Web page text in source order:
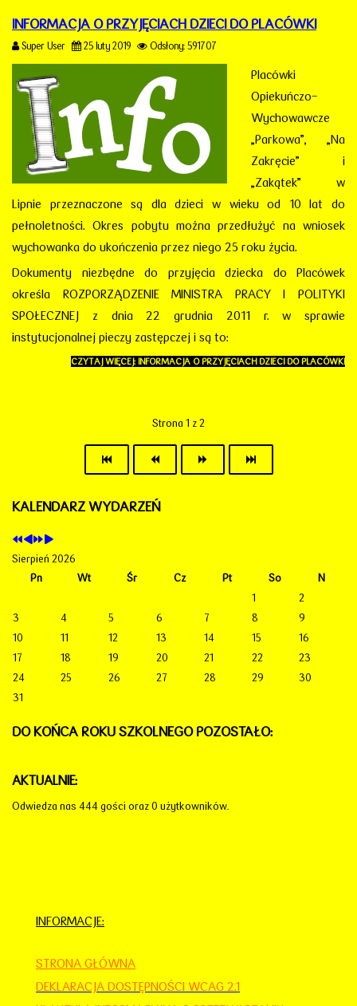
INFORMACJA O PRZYJĘCIACH DZIECI DO PLACÓWKI
Super User 25 luty 2019 Odsłony: 591707
Placówki
Opiekuńczo-
Wychowawcze
„Parkowa”, „Na
Zakręcie” i
„Zakątek” w
Lipnie przeznaczone są dla dzieci w wieku od 10 lat do
pełnoletności. Okres pobytu można przedłużyć na wniosek
wychowanka do ukończenia przez niego 25 roku życia.
Dokumenty niezbędne do przyjęcia dziecka do Placówek
określa ROZPORZĄDZENIE MINISTRA PRACY I POLITYKI
SPOŁECZNEJ z dnia 22 grudnia 2011 r. w sprawie
instytucjonalnej pieczy zastępczej i są to:
CZYTAJ WIĘCEJ: INFORMACJA O PRZYJĘCIACH DZIECI DO PLACÓWKI
Strona 1 z 2
KALENDARZ WYDARZEŃ
Sierpień 2026
Pn
Wt Śr Cz Pt So
N
1
2
3
4 5 6 7 8
9
10
11 12 13 14 15
16
17
18 19 20 21 22
23
24
25 26 27 28 29
30
31
DO KOŃCA ROKU SZKOLNEGO POZOSTAŁO:
AKTUALNIE:
Odwiedza nas 444 gości oraz 0 użytkowników.
INFORMACJE:
STRONA GŁÓWNA
DEKLARACJA DOSTĘPNOŚCI WCAG 2.1